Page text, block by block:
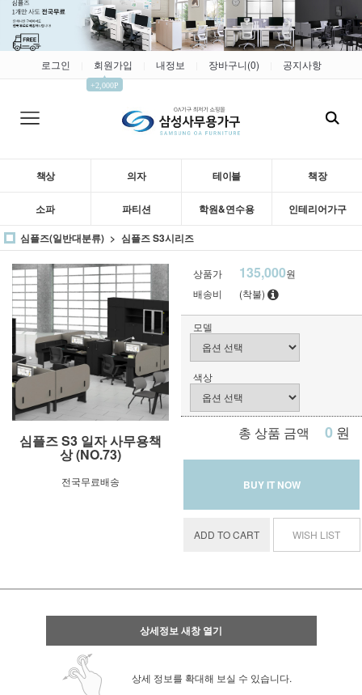
로그인 회원가입
▲
+2,000P
내정보 장바구니(0) 공지사항
책상 의자 테이블 책장
소파 파티션 학원&연수용
인테리어가구
심플즈(일반대분류)
심플즈 S3시리즈
심플즈 S3 일자 사무용책
상 (NO.73)
전국무료배송
상품가 135,000원
배송비
(착불)
모델
색상
총 상품 금액 0 원
BUY IT NOW
ADD TO CART WISH LIST
상세정보 새창 열기
상세 정보를 확대해 보실 수 있습니다.